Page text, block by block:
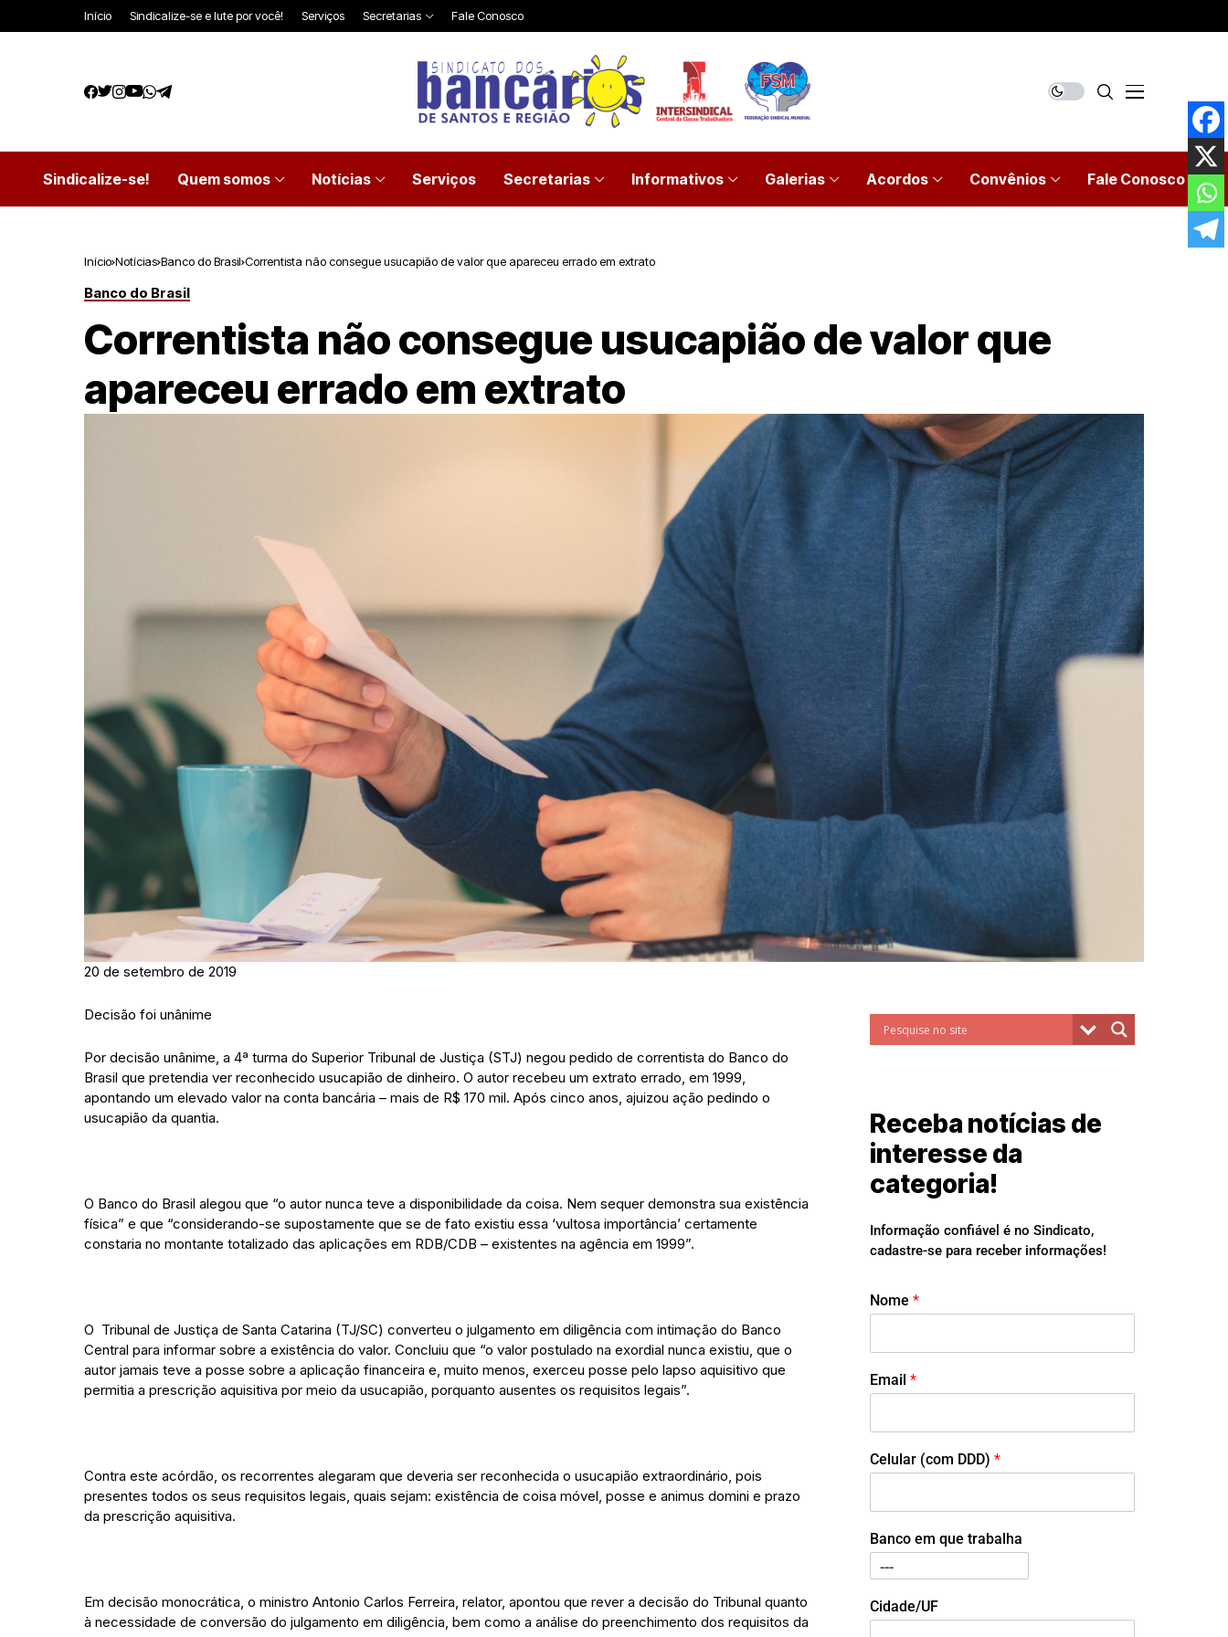
Início Sindicalize-se e lute por você! Serviços Secretarias Fale Conosco
Sindicalize-se! Quem somos Notícias Serviços Secretarias Informativos Galerias Acordos Convênios Fale Conosco
Início Notícias Banco do Brasil Correntista não consegue usucapião de valor que apareceu errado em extrato
Banco do Brasil
Correntista não consegue usucapião de valor que
apareceu errado em extrato
20 de setembro de 2019
Decisão foi unânime
Por decisão unânime, a 4ª turma do Superior Tribunal de Justiça (STJ) negou pedido de correntista do Banco do
Brasil que pretendia ver reconhecido usucapião de dinheiro. O autor recebeu um extrato errado, em 1999,
apontando um elevado valor na conta bancária – mais de R$ 170 mil. Após cinco anos, ajuizou ação pedindo o
usucapião da quantia.
O Banco do Brasil alegou que “o autor nunca teve a disponibilidade da coisa. Nem sequer demonstra sua existência
física” e que “considerando-se supostamente que se de fato existiu essa ‘vultosa importância’ certamente
constaria no montante totalizado das aplicações em RDB/CDB – existentes na agência em 1999”.
O Tribunal de Justiça de Santa Catarina (TJ/SC) converteu o julgamento em diligência com intimação do Banco
Central para informar sobre a existência do valor. Concluiu que “o valor postulado na exordial nunca existiu, que o
autor jamais teve a posse sobre a aplicação financeira e, muito menos, exerceu posse pelo lapso aquisitivo que
permitia a prescrição aquisitiva por meio da usucapião, porquanto ausentes os requisitos legais”.
Contra este acórdão, os recorrentes alegaram que deveria ser reconhecida o usucapião extraordinário, pois
presentes todos os seus requisitos legais, quais sejam: existência de coisa móvel, posse e animus domini e prazo
da prescrição aquisitiva.
Em decisão monocrática, o ministro Antonio Carlos Ferreira, relator, apontou que rever a decisão do Tribunal quanto
à necessidade de conversão do julgamento em diligência, bem como a análise do preenchimento dos requisitos da
Receba notícias de
interesse da
categoria!
Informação confiável é no Sindicato,
cadastre-se para receber informações!
Nome *
Email *
Celular (com DDD) *
Banco em que trabalha
Cidade/UF